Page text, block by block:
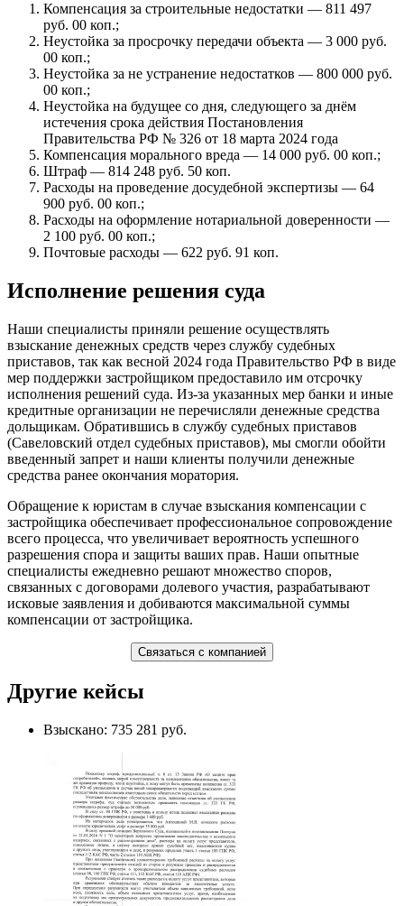
Компенсация за строительные недостатки — 811 497
руб. 00 коп.;
Неустойка за просрочку передачи объекта — 3 000 руб.
00 коп.;
Неустойка за не устранение недостатков — 800 000 руб.
00 коп.;
Неустойка на будущее со дня, следующего за днём
истечения срока действия Постановления
Правительства РФ № 326 от 18 марта 2024 года
Компенсация морального вреда — 14 000 руб. 00 коп.;
Штраф — 814 248 руб. 50 коп.
Расходы на проведение досудебной экспертизы — 64
900 руб. 00 коп.;
Расходы на оформление нотариальной доверенности —
2 100 руб. 00 коп.;
Почтовые расходы — 622 руб. 91 коп.
Исполнение решения суда
Наши специалисты приняли решение осуществлять
взыскание денежных средств через службу судебных
приставов, так как весной 2024 года Правительство РФ в виде
мер поддержки застройщиком предоставило им отсрочку
исполнения решений суда. Из-за указанных мер банки и иные
кредитные организации не перечисляли денежные средства
дольщикам. Обратившись в службу судебных приставов
(Савеловский отдел судебных приставов), мы смогли обойти
введенный запрет и наши клиенты получили денежные
средства ранее окончания моратория.
Обращение к юристам в случае взыскания компенсации с
застройщика обеспечивает профессиональное сопровождение
всего процесса, что увеличивает вероятность успешного
разрешения спора и защиты ваших прав. Наши опытные
специалисты ежедневно решают множество споров,
связанных с договорами долевого участия, разрабатывают
исковые заявления и добиваются максимальной суммы
компенсации от застройщика.
Связаться с компанией
Другие кейсы
Взыскано: 735 281 руб.